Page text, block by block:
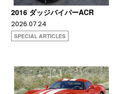
2016 ダッジバイパーACR
2026.07.24
SPECIAL ARTICLES